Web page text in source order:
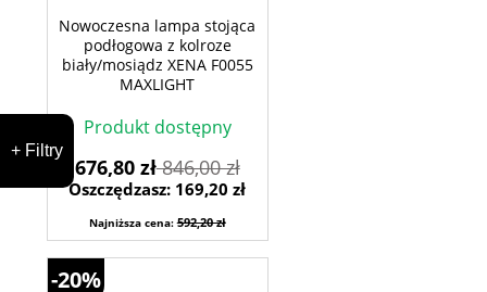
Nowoczesna lampa stojąca
podłogowa z kolroze
biały/mosiądz XENA F0055
MAXLIGHT
Produkt dostępny
676,80 zł846,00 zł
Oszczędzasz: 169,20 zł
Najniższa cena:592,20 zł
-20%
+ Filtry